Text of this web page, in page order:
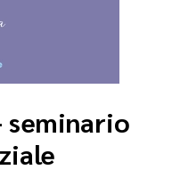
seminario